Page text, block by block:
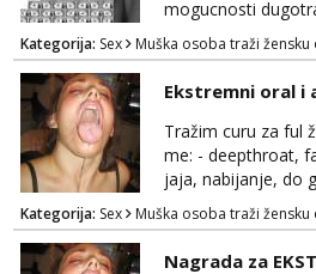
kontinentalna...
mogucnosti
potpora!
Kategorija: Sex Muška osoba traži žensku
Ekstremni oral i
Tražim curu za ful
me: - deepthroat,
jaja, nabijanje, do
ograničavanja... -
gaping, DAP/TAP,
možeš nešto od
Kategorija: Sex Muška osoba traži žensku
Nagrada za